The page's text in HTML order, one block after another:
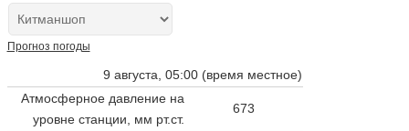
Прогноз погоды
9 августа, 05:00 (время местное)
Атмосферное давление на
уровне станции, мм рт.ст.
673